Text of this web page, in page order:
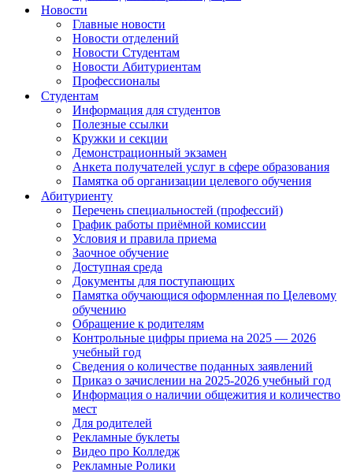
Новости
Главные новости
Новости отделений
Новости Студентам
Новости Абитуриентам
Профессионалы
Студентам
Информация для студентов
Полезные ссылки
Кружки и секции
Демонстрационный экзамен
Анкета получателей услуг в сфере образования
Памятка об организации целевого обучения
Абитуриенту
Перечень специальностей (профессий)
График работы приёмной комиссии
Условия и правила приема
Заочное обучение
Доступная среда
Документы для поступающих
Памятка обучающися оформленная по Целевому
обучению
Обращение к родителям
Контрольные цифры приема на 2025 — 2026
учебный год
Сведения о количестве поданных заявлений
Приказ о зачислении на 2025-2026 учебный год
Информация о наличии общежития и количество
мест
Для родителей
Рекламные буклеты
Видео про Колледж
Рекламные Ролики